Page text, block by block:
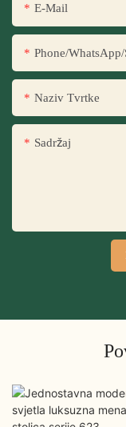
E-Mail
Phone/
Naziv Tvrtke
Sadržaj